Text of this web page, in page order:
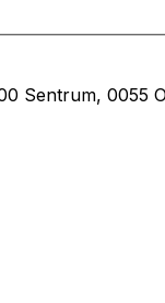
Sentrum, 0055